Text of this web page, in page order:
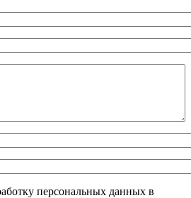
персональных данных в